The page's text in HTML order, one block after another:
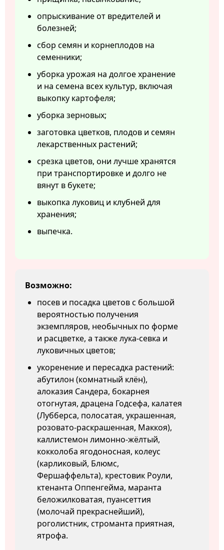
опрыскивание от вредителей и
болезней;
сбор семян и корнеплодов на
семенники;
уборка урожая на долгое хранение
и на семена всех культур, включая
выкопку картофеля;
уборка зерновых;
заготовка цветков, плодов и семян
лекарственных растений;
срезка цветов, они лучше хранятся
при транспортировке и долго не
вянут в букете;
выкопка луковиц и клубней для
хранения;
выпечка.
Возможно:
посев и посадка цветов с большой
вероятностью получения
экземпляров, необычных по форме
и расцветке, а также лука-севка и
луковичных цветов;
укоренение и пересадка растений:
абутилон (комнатный клён),
алоказия Сандера, бокарнея
отогнутая, драцена Годсефа, калатея
(Лубберса, полосатая, украшенная,
розовато-раскрашенная, Маккоя),
каллистемон лимонно-жёлтый,
кокколоба ягодоносная, колеус
(карликовый, Блюмс,
Фершаффельта), крестовик Роули,
ктенанта Оппенгейма, маранта
беложилковатая, пуансеттия
(молочай прекраснейший),
роголистник, строманта приятная,
ятрофа.